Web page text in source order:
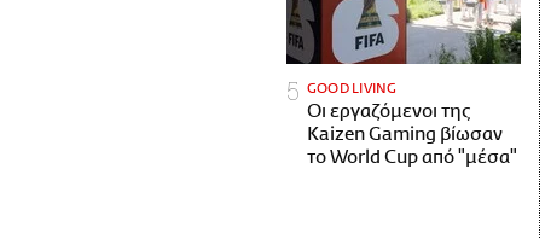
GOOD LIVING
Οι εργαζόμενοι της
Kaizen Gaming βίωσαν
το World Cup από "μέσα"